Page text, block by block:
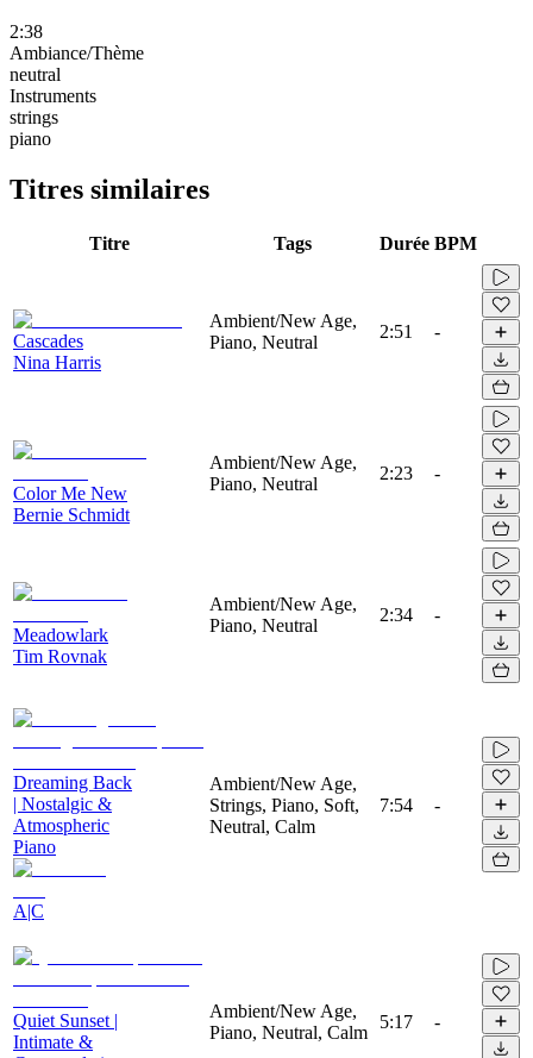
2:38
Ambiance/Thème
neutral
Instruments
strings
piano
Titres similaires
Titre Tags Durée BPM
Cascades
Nina Harris
Ambient/New Age,
Piano, Neutral
2:51 -
Color Me New
Bernie Schmidt
Ambient/New Age,
Piano, Neutral
2:23 -
Meadowlark
Tim Rovnak
Ambient/New Age,
Piano, Neutral
2:34 -
Dreaming Back
| Nostalgic &
Atmospheric
Piano
A|C
Ambient/New Age,
Strings, Piano, Soft,
Neutral, Calm
7:54 -
Quiet Sunset |
Intimate &
Ambient/New Age,
Piano, Neutral, Calm
5:17 -